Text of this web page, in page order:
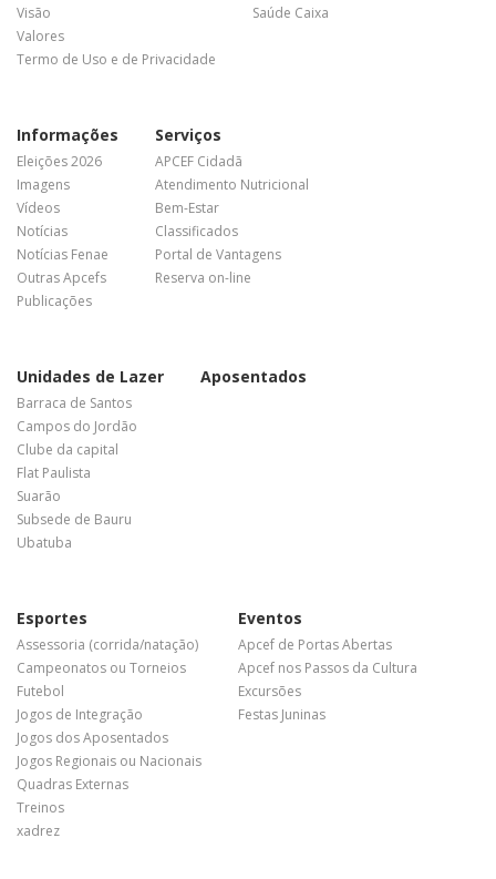
Visão
Valores
Termo de Uso e de Privacidade
Saúde Caixa
Informações
Eleições 2026
Imagens
Vídeos
Notícias
Notícias Fenae
Outras Apcefs
Publicações
Serviços
APCEF Cidadã
Atendimento Nutricional
Bem-Estar
Classificados
Portal de Vantagens
Reserva on-line
Unidades de Lazer
Barraca de Santos
Campos do Jordão
Clube da capital
Flat Paulista
Suarão
Subsede de Bauru
Ubatuba
Aposentados
Esportes
Assessoria (corrida/natação)
Campeonatos ou Torneios
Futebol
Jogos de Integração
Jogos dos Aposentados
Jogos Regionais ou Nacionais
Quadras Externas
Treinos
xadrez
Eventos
Apcef de Portas Abertas
Apcef nos Passos da Cultura
Excursões
Festas Juninas